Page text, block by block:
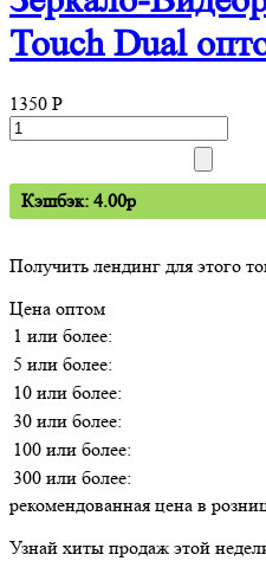
Touch Dual
1350 P
Кэшбэк: 4.00p
Получить лендинг для этого
Цена оптом
1 или более:
5 или более:
10 или более:
30 или более:
100 или более:
300 или более:
рекомендованная цена в
Узнай хиты продаж этой